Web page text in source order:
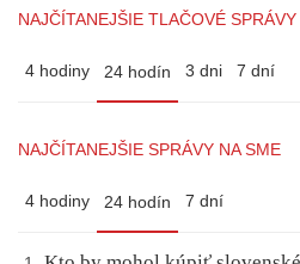
NAJČÍTANEJŠIE TLAČOVÉ SPRÁVY
4 hodiny 24 hodín 3 dni 7 dní
NAJČÍTANEJŠIE SPRÁVY NA SME
4 hodiny 24 hodín 7 dní